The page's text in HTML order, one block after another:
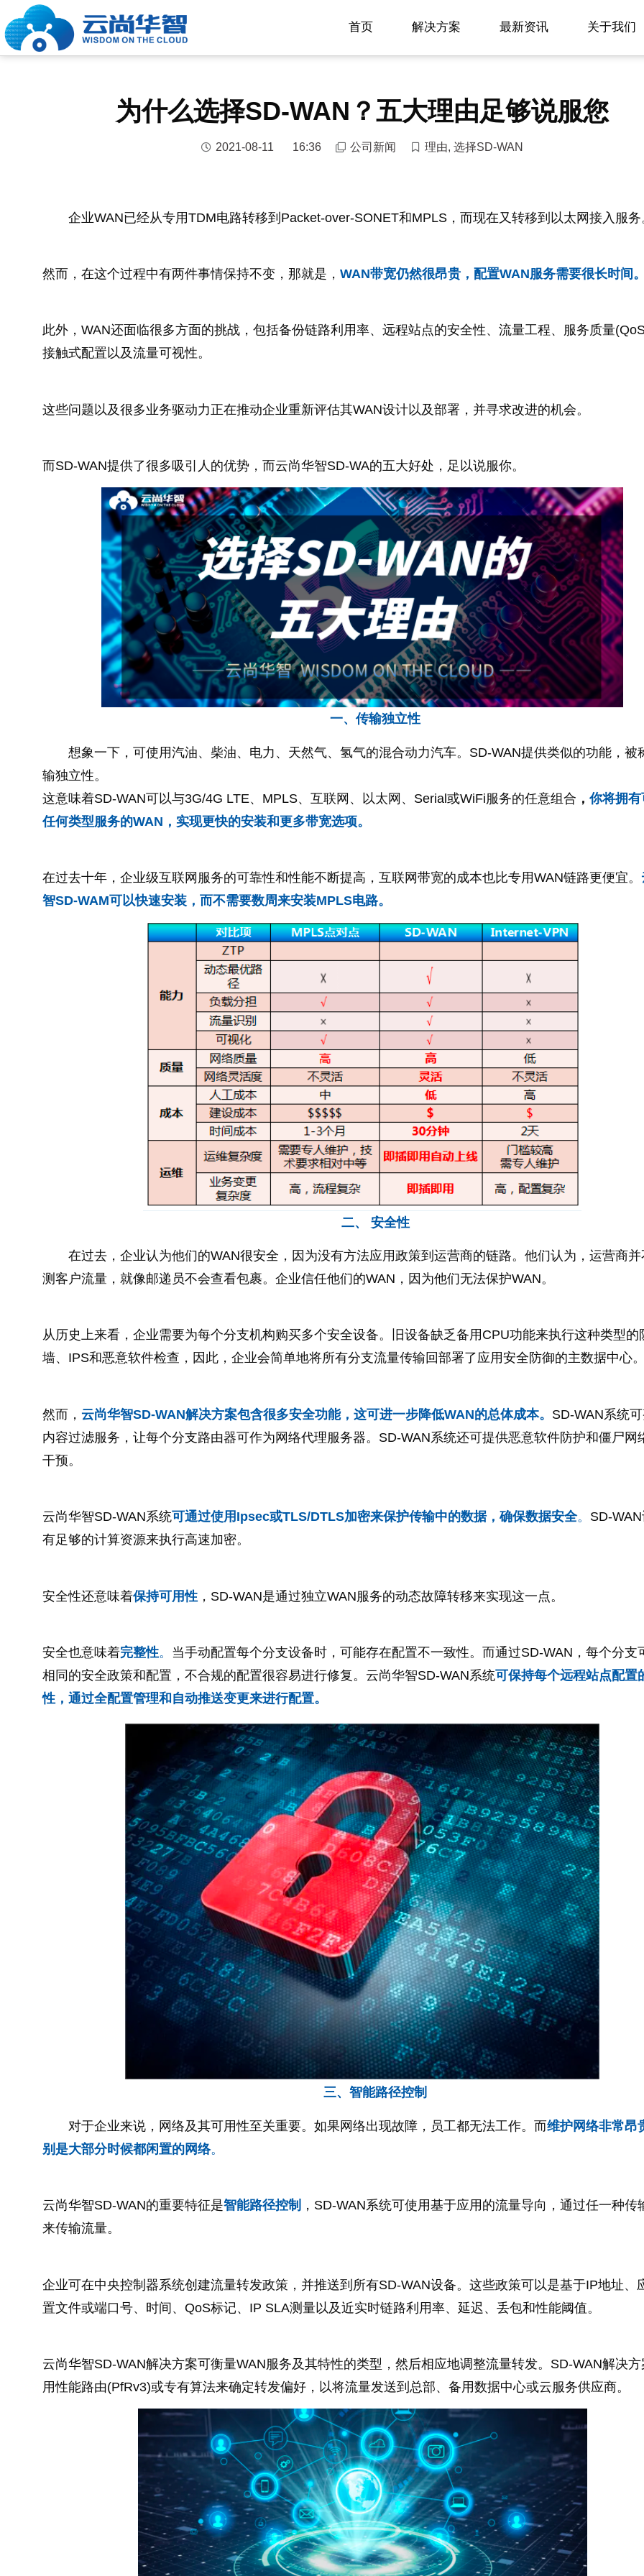
首页 解决方案 最新资讯 关于我们
为什么选择SD-WAN？五大理由足够说服您
2021-08-11 16:36 公司新闻 理由, 选择SD-WAN
企业WAN已经从专用TDM电路转移到Packet-over-SONET和MPLS，而现在又转移到以太网接入服务
然而，在这个过程中有两件事情保持不变，那就是，WAN带宽仍然很昂贵，配置WAN服务需要很长时间
此外，WAN还面临很多方面的挑战，包括备份链路利用率、远程站点的安全性、流量工程、服务质量
接触式配置以及流量可视性。
这些问题以及很多业务驱动力正在推动企业重新评估其WAN设计以及部署，并寻求改进的机会。
而SD-WAN提供了很多吸引人的优势，而云尚华智SD-WA的五大好处，足以说服你。
一、传输独立性
想象一下，可使用汽油、柴油、电力、天然气、氢气的混合动力汽车。SD-WAN提供类似的功能，被
输独立性。
这意味着SD-WAN可以与3G/4G LTE、MPLS、互联网、以太网、Serial或WiFi服务的任意组合 ，你将拥
任何类型服务的WAN，实现更快的安装和更多带宽选项。
在过去十年，企业级互联网服务的可靠性和性能不断提高，互联网带宽的成本也比专用WAN链路更便宜。
智SD-WAM可以快速安装，而不需要数周来安装MPLS电路。
二、 安全性
在过去，企业认为他们的WAN很安全，因为没有方法应用政策到运营商的链路。他们认为，运营商
测客户流量，就像邮递员不会查看包裹。企业信任他们的WAN，因为他们无法保护WAN。
从历史上来看，企业需要为每个分支机构购买多个安全设备。旧设备缺乏备用CPU功能来执行这种类型的
墙、IPS和恶意软件检查，因此，企业会简单地将所有分支流量传输回部署了应用安全防御的主数据中心
然而，云尚华智SD-WAN解决方案包含很多安全功能，这可进一步降低WAN的总体成本。 SD-WAN系统
内容过滤服务，让每个分支路由器可作为网络代理服务器。SD-WAN系统还可提供恶意软件防护和僵尸网
干预。
云尚华智SD-WAN系统可通过使用Ipsec或TLS/DTLS加密来保护传输中的数据，确保数据安全。 SD-
有足够的计算资源来执行高速加密。
安全性还意味着保持可用性 ，SD-WAN是通过独立WAN服务的动态故障转移来实现这一点。
安全也意味着完整性。 当手动配置每个分支设备时，可能存在配置不一致性。而通过SD-WAN，每个分支
相同的安全政策和配置，不合规的配置很容易进行修复。云尚华智SD-WAN系统可保持每个远程站点配置
性，通过全配置管理和自动推送变更来进行配置。
三、智能路径控制
对于企业来说，网络及其可用性至关重要。如果网络出现故障，员工都无法工作。而维护网络非常昂
别是大部分时候都闲置的网络。
云尚华智SD-WAN的重要特征是智能路径控制 ，SD-WAN系统可使用基于应用的流量导向，通过任一种传
来传输流量。
企业可在中央控制器系统创建流量转发政策，并推送到所有SD-WAN设备。这些政策可以是基于IP地址、
置文件或端口号、时间、QoS标记、IP SLA测量以及近实时链路利用率、延迟、丢包和性能阈值。
云尚华智SD-WAN解决方案可衡量WAN服务及其特性的类型，然后相应地调整流量转发。SD-WAN解决
用性能路由(PfRv3)或专有算法来确定转发偏好，以将流量发送到总部、备用数据中心或云服务供应商。